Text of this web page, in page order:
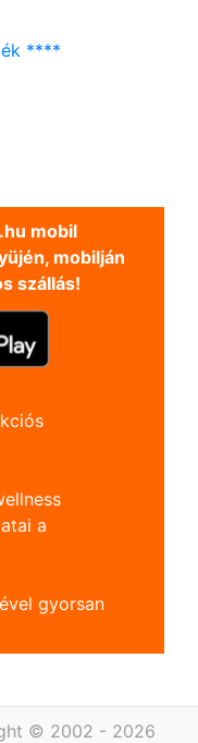
****
mobil
mobilján
szállás!
a
gyorsan
© 2002 - 2026